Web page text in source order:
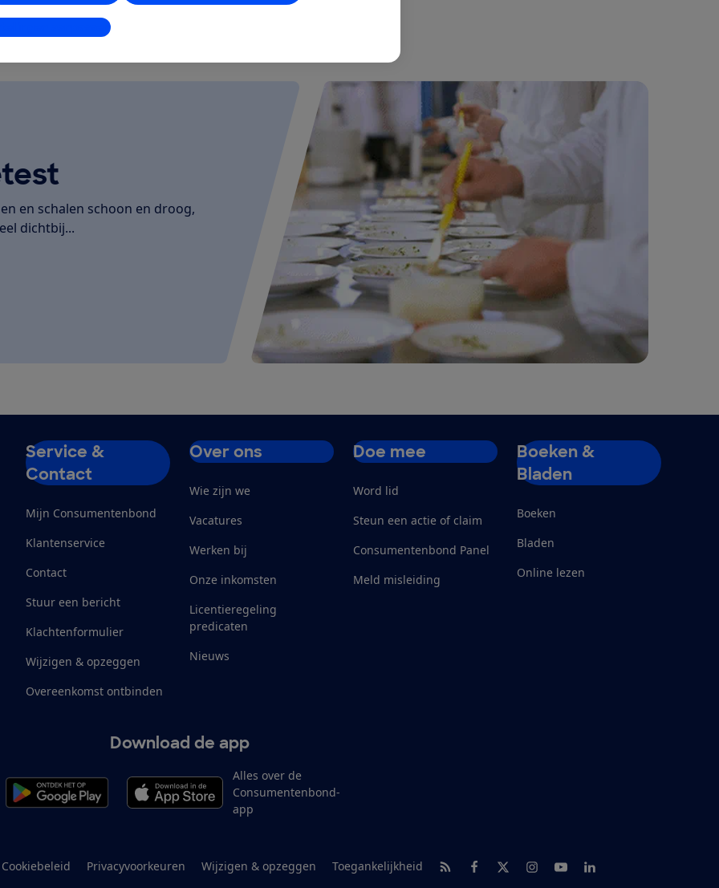
aanpassen
en schalen schoon en droog,
dichtbij...
Service &
Contact
Mijn Consumentenbond
Klantenservice
Contact
Stuur een bericht
Klachtenformulier
Wijzigen & opzeggen
Overeenkomst ontbinden
Over ons
Wie zijn we
Vacatures
Werken bij
Onze inkomsten
Licentieregeling
predicaten
Nieuws
Doe mee
Word lid
Steun een actie of claim
Consumentenbond Panel
Meld misleiding
Boeken &
Bladen
Boeken
Bladen
Online lezen
Download de app
Alles over de
Consumentenbond-
app
Cookiebeleid Privacyvoorkeuren Wijzigen & opzeggen Toegankelijkheid RSS-feed nieuws
Facebook
TwitterInstagram
YoutubeLinkedIn